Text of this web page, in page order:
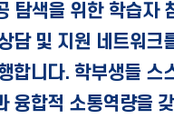
탐색을 위한 학습자
담 및 지원 네트워크
합니다. 학부생들 스
융합적 소통역량을